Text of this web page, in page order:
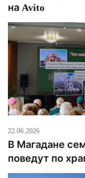
на Avito
22.06.2026
В Магадане
поведут по